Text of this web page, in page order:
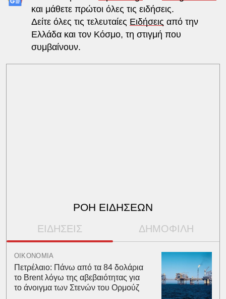
και μάθετε πρώτοι όλες τις ειδήσεις.
Δείτε όλες τις τελευταίες Ειδήσεις από την
Ελλάδα και τον Κόσμο, τη στιγμή που
συμβαίνουν.
ΡΟΗ ΕΙΔΗΣΕΩΝ
ΕΙΔΗΣΕΙΣ ΔΗΜΟΦΙΛΗ
ΟΙΚΟΝΟΜΙΑ
Πετρέλαιο: Πάνω από τα 84 δολάρια
το Brent λόγω της αβεβαιότητας για
το άνοιγμα των Στενών του Ορμούζ